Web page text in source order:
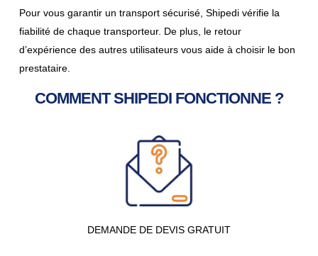
Pour vous garantir un transport sécurisé, Shipedi vérifie la
fiabilité de chaque transporteur. De plus, le retour
d’expérience des autres utilisateurs vous aide à choisir le bon
prestataire.
COMMENT SHIPEDI FONCTIONNE ?
DEMANDE DE DEVIS GRATUIT